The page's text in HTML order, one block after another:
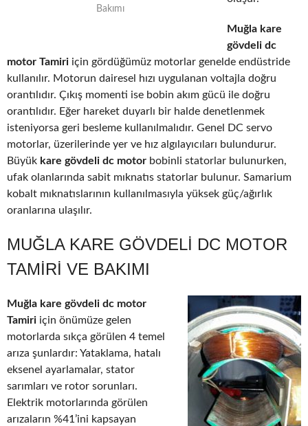
Bakımı
Muğla kare
gövdeli dc
motor Tamiri için gördüğümüz motorlar genelde endüstride
kullanılır. Motorun dairesel hızı uygulanan voltajla doğru
orantılıdır. Çıkış momenti ise bobin akım gücü ile doğru
orantılıdır. Eğer hareket duyarlı bir halde denetlenmek
isteniyorsa geri besleme kullanılmalıdır. Genel DC servo
motorlar, üzerilerinde yer ve hız algılayıcıları bulundurur.
Büyük kare gövdeli dc motor bobinli statorlar bulunurken,
ufak olanlarında sabit mıknatıs statorlar bulunur. Samarium
kobalt mıknatıslarının kullanılmasıyla yüksek güç/ağırlık
oranlarına ulaşılır.
MUĞLA KARE GÖVDELI DC MOTOR
TAMIRI VE BAKIMI
Muğla kare gövdeli dc motor
Tamiri için önümüze gelen
motorlarda sıkça görülen 4 temel
arıza şunlardır: Yataklama, hatalı
eksenel ayarlamalar, stator
sarımları ve rotor sorunları.
Elektrik motorlarında görülen
arızaların %41’ini kapsayan